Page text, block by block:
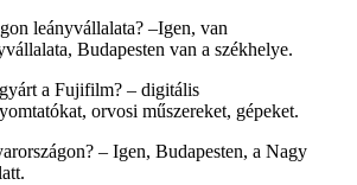
leányvállalata? –Igen, van
Budapesten van a székhelye.
a Fujifilm? – digitális
orvosi műszereket, gépeket.
– Igen, Budapesten, a Nagy